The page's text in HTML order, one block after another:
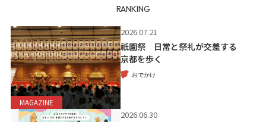
RANKING
MAGAZINE
2026.07.21
祇園祭 日常と祭礼が交差する
京都を歩く
おでかけ
2026.06.30